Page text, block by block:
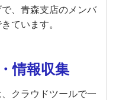
、青森支店のメンバ
ています。
情報収集
クラウドツールで一